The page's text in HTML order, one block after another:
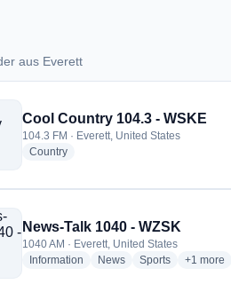
aus Everett
aus Everett
Cool Country 104.3 - WSKE
104.3 FM · Everett, United States
Countryradio stations
News-Talk 1040 - WZSK
1040 AM · Everett, United States
Information radio stations
Newsradio stations
Sportsradio stations
+1 more
more